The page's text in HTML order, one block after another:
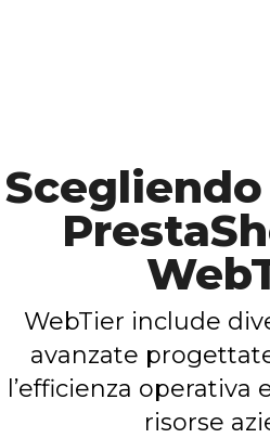
WebTier include
avanzate
l’efficienza
risorse